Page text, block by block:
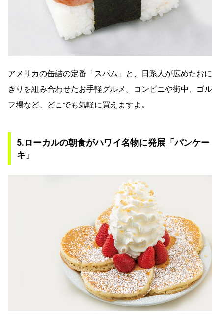
アメリカの缶詰の定番「スパム」と、日系人が広めたおに
ぎりを組み合わせたお手軽グルメ。コンビニや街中、ゴル
フ場など、どこでも気軽に買えますよ。
5.ローカルの朝食がハワイ名物に発展「パンケー
キ」